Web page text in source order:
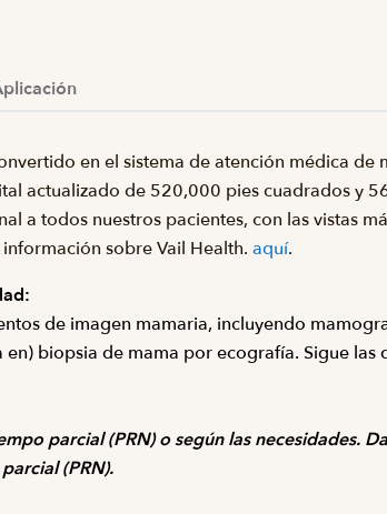
en el sistema de atención médica
actualizado de 520,000 pies cuadrados y
a todos nuestros pacientes, con las vistas
sobre Vail Health. aquí.
de imagen mamaria, incluyendo
en) biopsia de mama por ecografía. Sigue
parcial (PRN) o según las necesidades.
(PRN).